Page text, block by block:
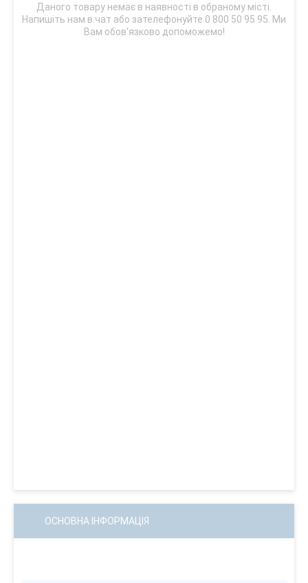
Даного товару немає в наявності в обраному місті.
Напишіть нам в чат або зателефонуйте 0 800 50 95 95. Ми
Вам обов'язково допоможемо!
ОСНОВНА ІНФОРМАЦІЯ